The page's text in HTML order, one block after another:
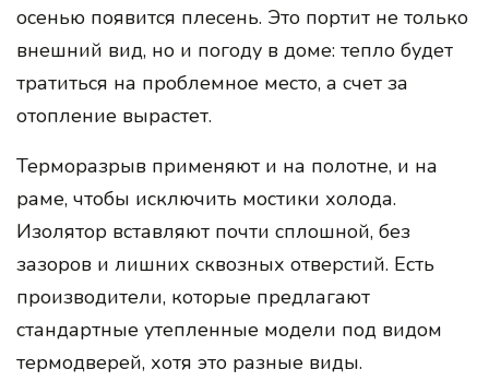
осенью появится плесень. Это портит не только
внешний вид, но и погоду в доме: тепло будет
тратиться на проблемное место, а счет за
отопление вырастет.
Терморазрыв применяют и на полотне, и на
раме, чтобы исключить мостики холода.
Изолятор вставляют почти сплошной, без
зазоров и лишних сквозных отверстий. Есть
производители, которые предлагают
стандартные утепленные модели под видом
термодверей, хотя это разные виды.